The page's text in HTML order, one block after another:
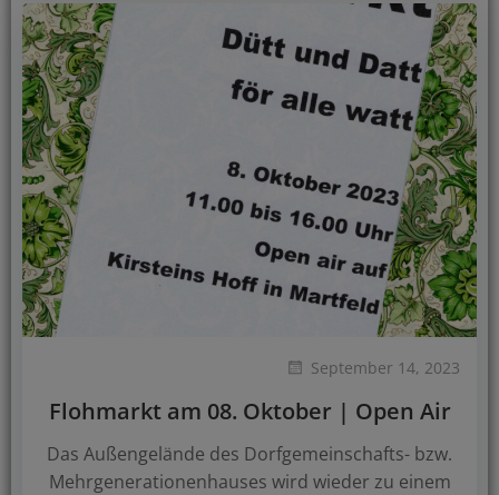
September 14, 2023
Flohmarkt am 08. Oktober | Open Air
Das Außengelände des Dorfgemeinschafts- bzw.
Mehrgenerationenhauses wird wieder zu einem